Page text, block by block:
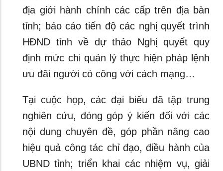
địa giới hành chính các cấp trên địa bàn
tỉnh; báo cáo tiến độ các nghị quyết trình
HĐND tỉnh về dự thảo Nghị quyết quy
định mức chi quản lý thực hiện pháp lệnh
ưu đãi người có công với cách mạng…
Tại cuộc họp, các đại biểu đã tập trung
nghiên cứu, đóng góp ý kiến đối với các
nội dung chuyên đề, góp phần nâng cao
hiệu quả công tác chỉ đạo, điều hành của
UBND tỉnh; triển khai các nhiệm vụ, giải